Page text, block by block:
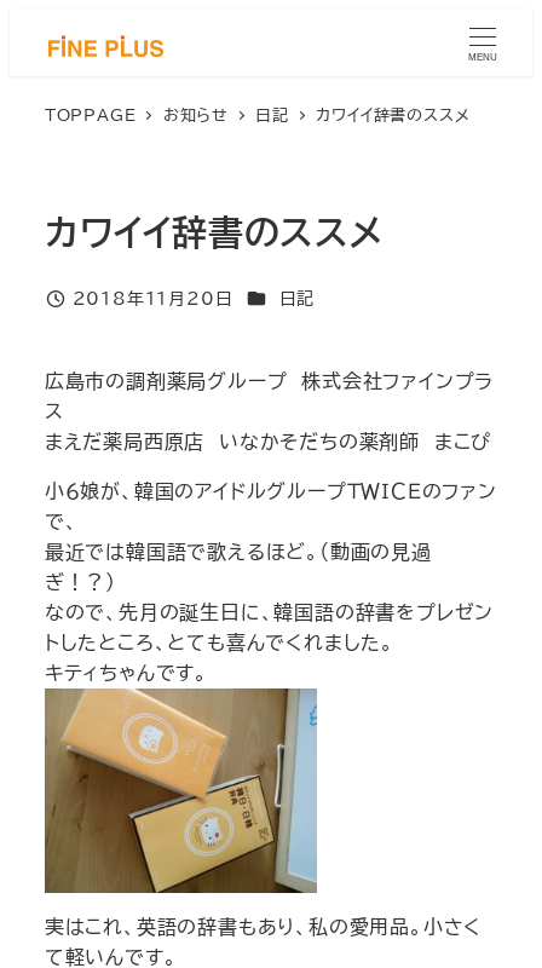
MENU
TOPPAGE お知らせ 日記 カワイイ辞書のススメ
カワイイ辞書のススメ
投稿日
2018年11月20日 カテゴリー
日記
広島市の調剤薬局グループ 株式会社ファインプラ
ス
まえだ薬局西原店 いなかそだちの薬剤師 まこぴ
小６娘が、韓国のアイドルグループＴＷＩＣＥのファン
で、
最近では韓国語で歌えるほど。（動画の見過
ぎ！？）
なので、先月の誕生日に、韓国語の辞書をプレゼン
トしたところ、とても喜んでくれました。
キティちゃんです。
実はこれ、英語の辞書もあり、私の愛用品。小さく
て軽いんです。